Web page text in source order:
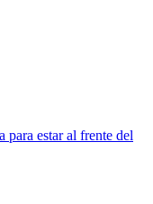
para estar al frente del